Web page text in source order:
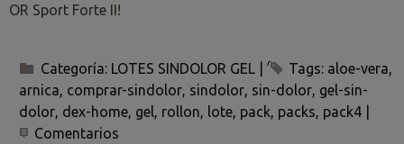
OR Sport Forte II!
Categoría: LOTES SINDOLOR GEL Tags: aloe-vera
arnica comprar-sindolor sindolor sin-dolor gel-sin-
dolor dex-home gel rollon lote pack packs pack4
Comentarios